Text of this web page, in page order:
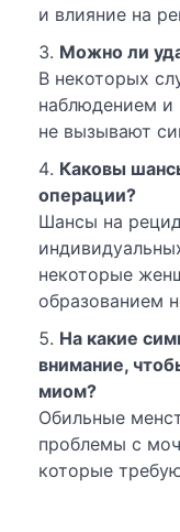
и влияние на
Можно ли
В некоторых
наблюдением и
не вызывают
Каковы
операции?
Шансы на
некоторые
образованием
На какие
внимание,
миом?
Обильные
проблемы с
которые